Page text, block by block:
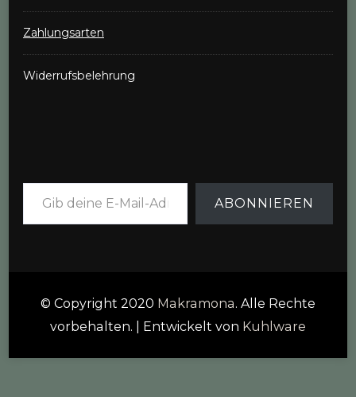
Zahlungsarten
Widerrufsbelehrung
Gib deine E-Mail-Adresse ein ...
ABONNIEREN
© Copyright 2020 Makramona. Alle Rechte
vorbehalten. | Entwickelt von Kuhlware